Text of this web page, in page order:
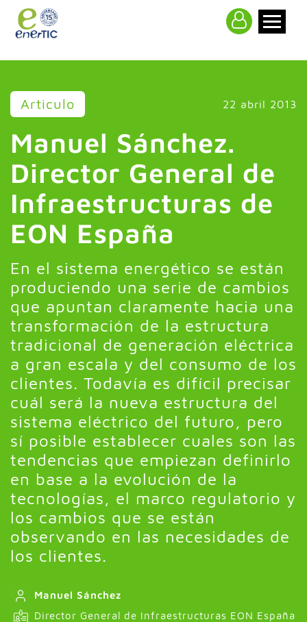
Articulo 22 abril 2013
Manuel Sánchez.
Director General de
Infraestructuras de
EON España
En el sistema energético se están
produciendo una serie de cambios
que apuntan claramente hacia una
transformación de la estructura
tradicional de generación eléctrica
a gran escala y del consumo de los
clientes. Todavía es difícil precisar
cuál será la nueva estructura del
sistema eléctrico del futuro, pero
sí posible establecer cuales son las
tendencias que empiezan definirlo
en base a la evolución de la
tecnologías, el marco regulatorio y
los cambios que se están
observando en las necesidades de
los clientes.
Manuel Sánchez
Director General de Infraestructuras EON España